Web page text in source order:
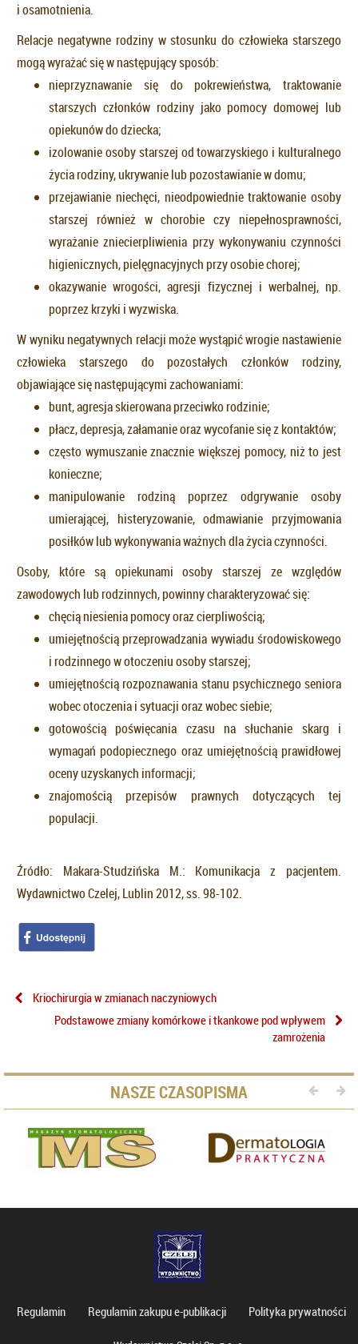
i osamotnienia.
Relacje negatywne rodziny w stosunku do człowieka starszego
mogą wyrażać się w następujący sposób:
nieprzyznawanie się do pokrewieństwa, traktowanie
starszych członków rodziny jako pomocy domowej lub
opiekunów do dziecka;
izolowanie osoby starszej od towarzyskiego i kulturalnego
życia rodziny, ukrywanie lub pozostawianie w domu;
przejawianie niechęci, nieodpowiednie traktowanie osoby
starszej również w chorobie czy niepełnosprawności,
wyrażanie zniecierpliwienia przy wykonywaniu czynności
higienicznych, pielęgnacyjnych przy osobie chorej;
okazywanie wrogości, agresji fizycznej i werbalnej, np.
poprzez krzyki i wyzwiska.
W wyniku negatywnych relacji może wystąpić wrogie nastawienie
człowieka starszego do pozostałych członków rodziny,
objawiające się następującymi zachowaniami:
bunt, agresja skierowana przeciwko rodzinie;
płacz, depresja, załamanie oraz wycofanie się z kontaktów;
często wymuszanie znacznie większej pomocy, niż to jest
konieczne;
manipulowanie rodziną poprzez odgrywanie osoby
umierającej, histeryzowanie, odmawianie przyjmowania
posiłków lub wykonywania ważnych dla życia czynności.
Osoby, które są opiekunami osoby starszej ze względów
zawodowych lub rodzinnych, powinny charakteryzować się:
chęcią niesienia pomocy oraz cierpliwością;
umiejętnością przeprowadzania wywiadu środowiskowego
i rodzinnego w otoczeniu osoby starszej;
umiejętnością rozpoznawania stanu psychicznego seniora
wobec otoczenia i sytuacji oraz wobec siebie;
gotowością poświęcania czasu na słuchanie skarg i
wymagań podopiecznego oraz umiejętnością prawidłowej
oceny uzyskanych informacji;
znajomością przepisów prawnych dotyczących tej
populacji.
Źródło: Makara-Studzińska M.: Komunikacja z pacjentem.
Wydawnictwo Czelej, Lublin 2012, ss. 98-102.
Kriochirurgia w zmianach naczyniowych
Podstawowe zmiany komórkowe i tkankowe pod wpływem
zamrożenia
NASZE CZASOPISMA
Regulamin Regulamin zakupu e-publikacji Polityka prywatności